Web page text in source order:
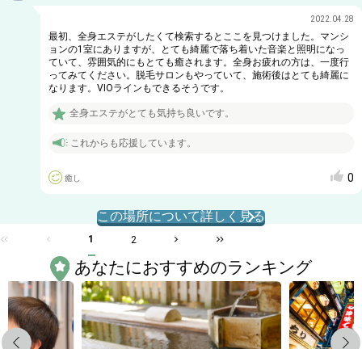
2022.04.28
最初、全身エステがしたくて検索するとここを見つけました。マンシ
ョンの1室にありますが、とても綺麗で落ち着いた音楽と照明になっ
ていて、雰囲気的にもとても癒されます。全身お疲れの方は、一度行
ってみてください。脱毛サロンもやっていて、施術後はとても綺麗に
なります。VIOラインもできるそうです。
全身エステがとても気持ち良いです。
これからも応援しています。
癒し 0
この場所について詳しく見る
1 2
あなたにおすすめのランキング
Previous Next